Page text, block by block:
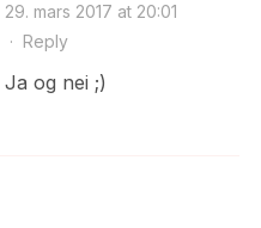
29. mars 2017 at 20:01
· Reply
Ja og nei ;)